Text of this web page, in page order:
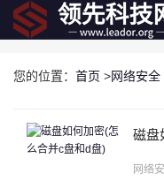
您的位置： 首页 >网络安全
磁盘
网络